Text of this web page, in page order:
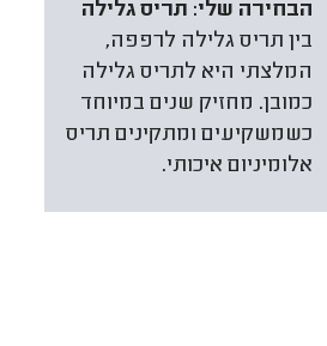
הבחירה שלי: תריס גלילה
בין תריס גלילה לרפפה,
המלצתי היא לתריס גלילה
כמובן. מחזיק שנים במיוחד
כשמשקיעים ומתקינים תריס
אלומיניום איכותי.